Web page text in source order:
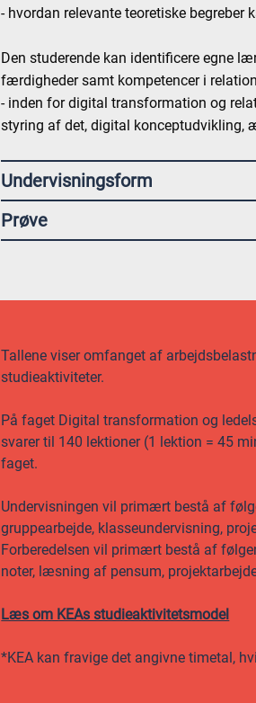
- hvordan relevante teoretiske begreber
Den studerende kan identificere egne
færdigheder samt kompetencer i
- inden for digital transformation og
styring af det, digital konceptudvikling,
Undervisningsform
Prøve
Tallene viser omfanget af
studieaktiviteter.
På faget Digital transformation og
svarer til 140 lektioner (1 lektion = 45
faget.
Undervisningen vil primært bestå af
gruppearbejde, klasseundervisning,
Forberedelsen vil primært bestå af
noter, læsning af pensum,
Læs om KEAs studieaktivitetsmodel
*KEA kan fravige det angivne timetal,